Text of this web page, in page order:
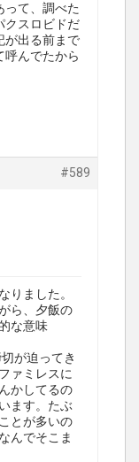
って、調べた
クスロビドだ
が出る前まで
呼んでたから
#589
りました。
ら、夕飯の
な意味
が迫ってき
ァミレスに
かしてるの
ます。たぶ
とが多いの
んでそこま